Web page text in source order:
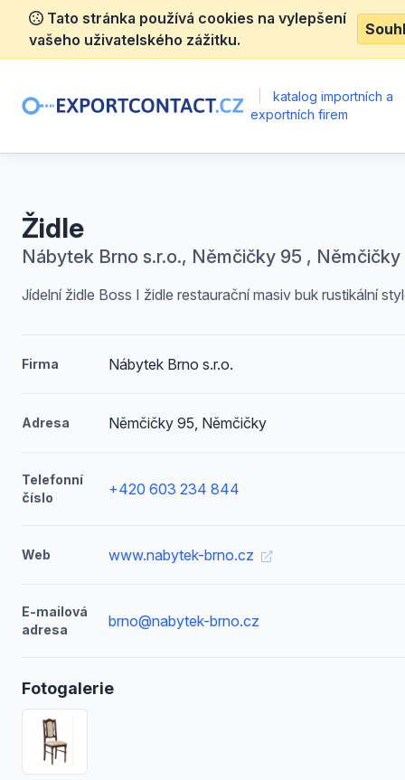
Tato stránka používá cookies na vylepšení
vašeho uživatelského zážitku.
katalog importních a
exportních firem
Židle
Nábytek Brno s.r.o., Němčičky 95 , Němčičky
Jídelní židle Boss I židle restaurační masiv buk rustikální
Firma Nábytek Brno s.r.o.
Adresa Němčičky 95, Němčičky
Telefonní
číslo
+420 603 234 844
Web www.nabytek-brno.cz
E-mailová
adresa
brno@nabytek-brno.cz
Fotogalerie